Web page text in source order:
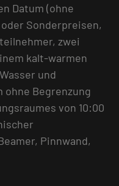
Datum (ohne
Sonderpreisen,
zwei
kalt-warmen
und
ohne Begrenzung
von 10:00
Pinnwand,